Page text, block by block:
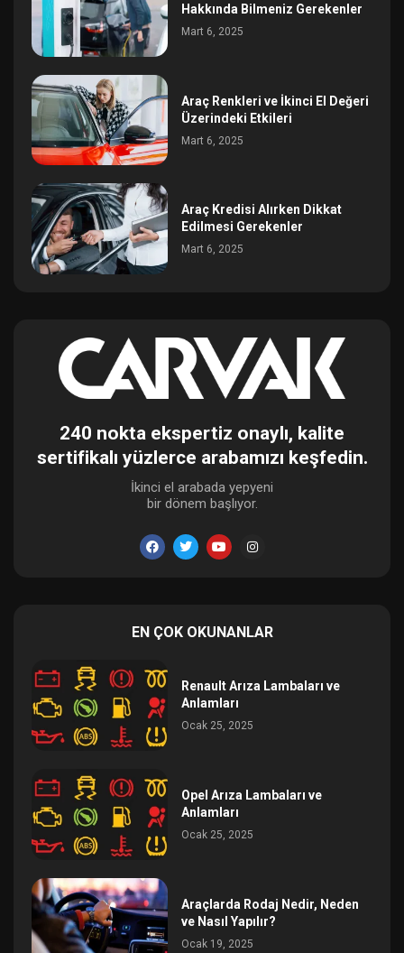
Hakkında Bilmeniz Gerekenler
Mart 6, 2025
Araç Renkleri ve İkinci El Değeri
Üzerindeki Etkileri
Mart 6, 2025
Araç Kredisi Alırken Dikkat
Edilmesi Gerekenler
Mart 6, 2025
240 nokta ekspertiz onaylı, kalite
sertifikalı yüzlerce arabamızı keşfedin.
İkinci el arabada yepyeni
bir dönem başlıyor.
EN ÇOK OKUNANLAR
Renault Arıza Lambaları ve
Anlamları
Ocak 25, 2025
Opel Arıza Lambaları ve
Anlamları
Ocak 25, 2025
Araçlarda Rodaj Nedir, Neden
ve Nasıl Yapılır?
Ocak 19, 2025